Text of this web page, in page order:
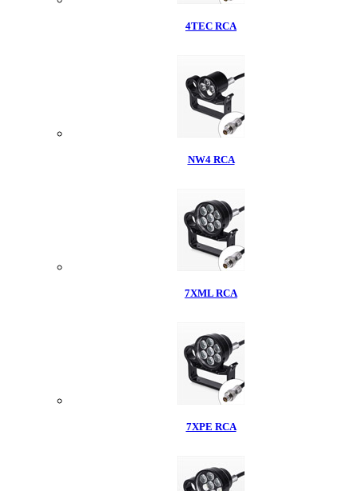
4TEC RCA
NW4 RCA
7XML RCA
7XPE RCA